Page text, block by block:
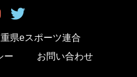
県eスポーツ連合
ー
お問い合わせ